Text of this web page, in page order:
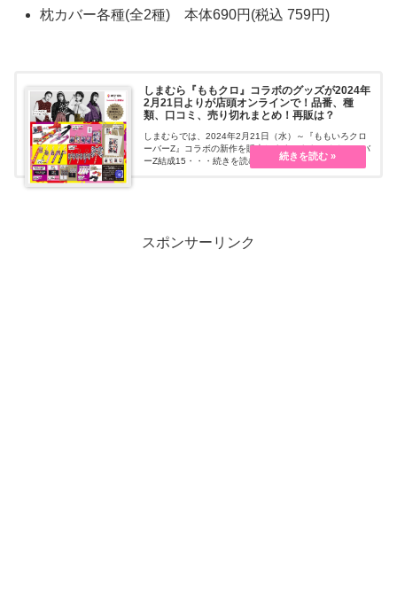
枕カバー各種(全2種) 本体690円(税込 759円)
しまむら『ももクロ』コラボのグッズが2024年
2月21日よりが店頭オンラインで！品番、種
類、口コミ、売り切れまとめ！再販は？
しまむらでは、2024年2月21日（水）～『ももいろクロ
ーバーZ』コラボの新作を販売します。ももいろクローバ
ーZ結成15・・・続きを読む
スポンサーリンク